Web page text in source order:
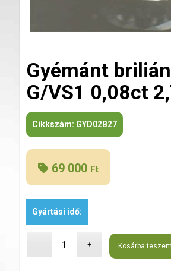
Gyémánt
G/VS1 0,08ct
Cikkszám: GYD02B27
69 000 Ft
Gyártási idő:
Kosárba teszem